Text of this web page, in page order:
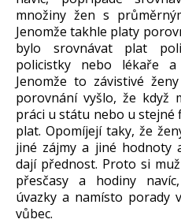
množiny žen s
Jenomže takhle platy
bylo srovnávat plat
policistky nebo lékaře
Jenomže to závistivé
porovnání vyšlo, že když
práci u státu nebo u stejné
plat. Opomíjejí taky, že
jiné zájmy a jiné hodnoty
dají přednost. Proto si
přesčasy a hodiny
úvazky a namísto porady
vůbec.